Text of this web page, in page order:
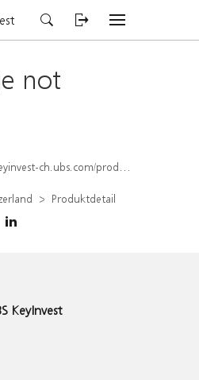
not
produkt/detail/index/isin/CH1579769238
Produktdetail
KeyInvest